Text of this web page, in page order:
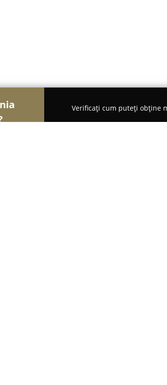
Verificați cum puteți obține